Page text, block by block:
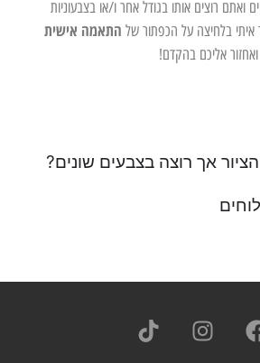
ואתם רוצים אותו בגודל אחר ו/או בצבעוניות
בלחיצה על הכפתור של התאמה אישית
אליכם בהקדם!
אך רוצה בצבעים שונים?